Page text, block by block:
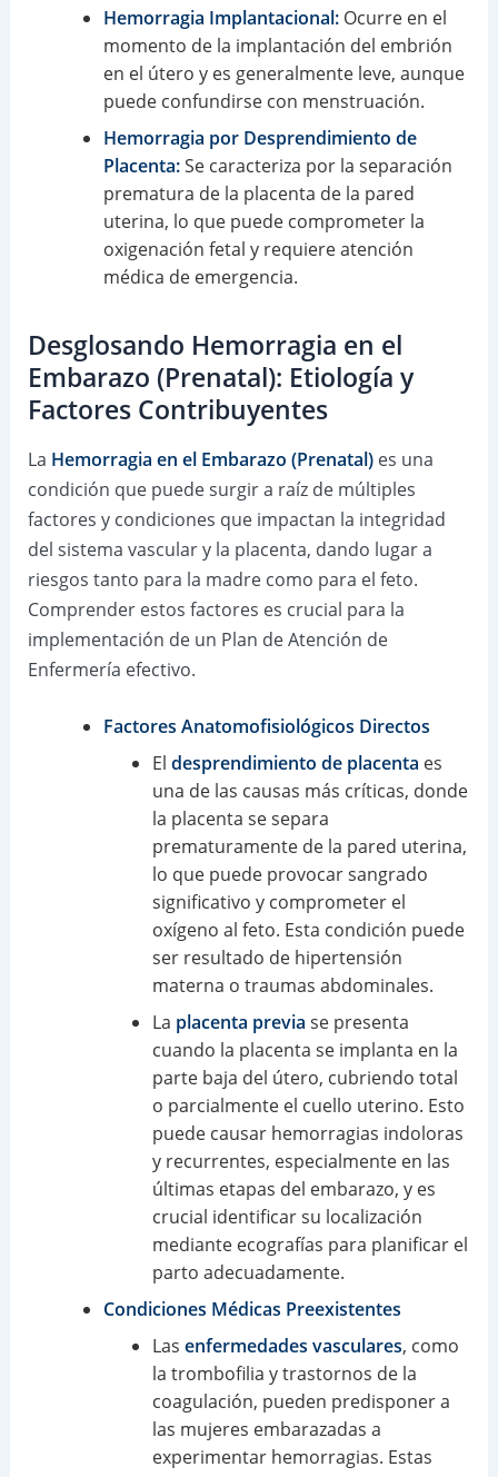
Hemorragia Implantacional:Ocurre en el
momento de la implantación del embrión
en el útero y es generalmente leve, aunque
puede confundirse con menstruación.
Hemorragia por Desprendimiento de
Placenta:Se caracteriza por la separación
prematura de la placenta de la pared
uterina, lo que puede comprometer la
oxigenación fetal y requiere atención
médica de emergencia.
Desglosando Hemorragia en el
Embarazo (Prenatal): Etiología y
Factores Contribuyentes
La Hemorragia en el Embarazo (Prenatal)es una
condición que puede surgir a raíz de múltiples
factores y condiciones que impactan la integridad
del sistema vascular y la placenta, dando lugar a
riesgos tanto para la madre como para el feto.
Comprender estos factores es crucial para la
implementación de un Plan de Atención de
Enfermería efectivo.
Factores Anatomofisiológicos Directos
El desprendimiento de placenta es
una de las causas más críticas, donde
la placenta se separa
prematuramente de la pared uterina,
lo que puede provocar sangrado
significativo y comprometer el
oxígeno al feto. Esta condición puede
ser resultado de hipertensión
materna o traumas abdominales.
La placenta previa se presenta
cuando la placenta se implanta en la
parte baja del útero, cubriendo total
o parcialmente el cuello uterino. Esto
puede causar hemorragias indoloras
y recurrentes, especialmente en las
últimas etapas del embarazo, y es
crucial identificar su localización
mediante ecografías para planificar el
parto adecuadamente.
Condiciones Médicas Preexistentes
Las enfermedades vasculares, como
la trombofilia y trastornos de la
coagulación, pueden predisponer a
las mujeres embarazadas a
experimentar hemorragias. Estas